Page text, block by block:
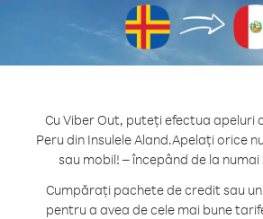
Cu Viber Out, puteți efectua
Peru din Insulele Aland.Apelați orice
sau mobil! – începând de la numai
Cumpărați pachete de credit sau
pentru a avea de cele mai bune